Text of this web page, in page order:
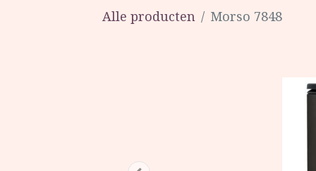
Alle producten Morso 7848